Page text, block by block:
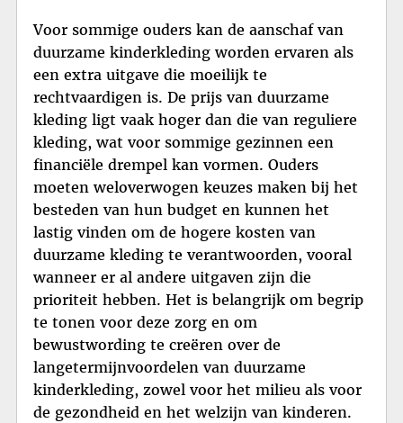
Voor sommige ouders kan de aanschaf van
duurzame kinderkleding worden ervaren als
een extra uitgave die moeilijk te
rechtvaardigen is. De prijs van duurzame
kleding ligt vaak hoger dan die van reguliere
kleding, wat voor sommige gezinnen een
financiële drempel kan vormen. Ouders
moeten weloverwogen keuzes maken bij het
besteden van hun budget en kunnen het
lastig vinden om de hogere kosten van
duurzame kleding te verantwoorden, vooral
wanneer er al andere uitgaven zijn die
prioriteit hebben. Het is belangrijk om begrip
te tonen voor deze zorg en om
bewustwording te creëren over de
langetermijnvoordelen van duurzame
kinderkleding, zowel voor het milieu als voor
de gezondheid en het welzijn van kinderen.